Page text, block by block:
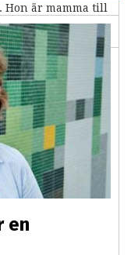
Hon är mamma till
en